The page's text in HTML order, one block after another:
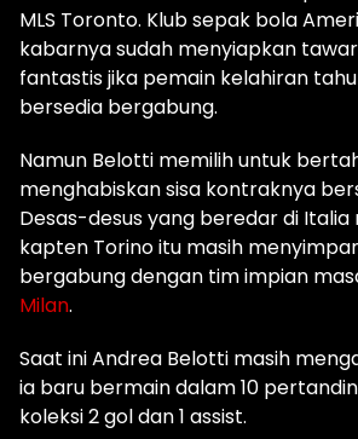
MLS Toronto. Klub sepak bola
kabarnya sudah menyiapkan
fantastis jika pemain kelahiran
bersedia bergabung.
Namun Belotti memilih untuk
menghabiskan sisa kontraknya
Desas-desus yang beredar di
kapten Torino itu masih
bergabung dengan tim impian
Milan.
Saat ini Andrea Belotti masih
ia baru bermain dalam 10
koleksi 2 gol dan 1 assist.